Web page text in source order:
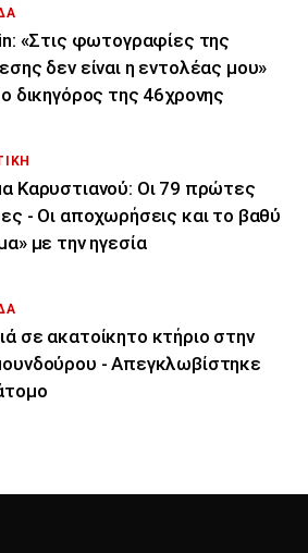
«Στις φωτογραφίες της
δεν είναι η εντολέας μου»
δικηγόρος της 46χρονης
Καρυστιανού: Οι 79 πρώτες
- Οι αποχωρήσεις και το βαθύ
με την ηγεσία
σε ακατοίκητο κτήριο στην
- Απεγκλωβίστηκε